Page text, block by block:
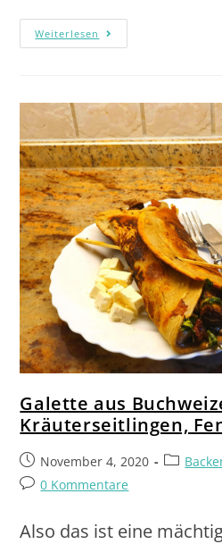
Weiterlesen
Galette aus
Kräuterseitlingen,
November 4, 2020
0 Kommentare
Also das ist eine